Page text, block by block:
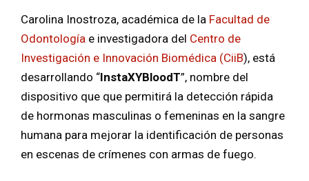
Carolina Inostroza, académica de la Facultad de
Odontología e investigadora del Centro de
Investigación e Innovación Biomédica (CiiB), está
desarrollando “InstaXYBloodT”, nombre del
dispositivo que que permitirá la detección rápida
de hormonas masculinas o femeninas en la sangre
humana para mejorar la identificación de personas
en escenas de crímenes con armas de fuego.